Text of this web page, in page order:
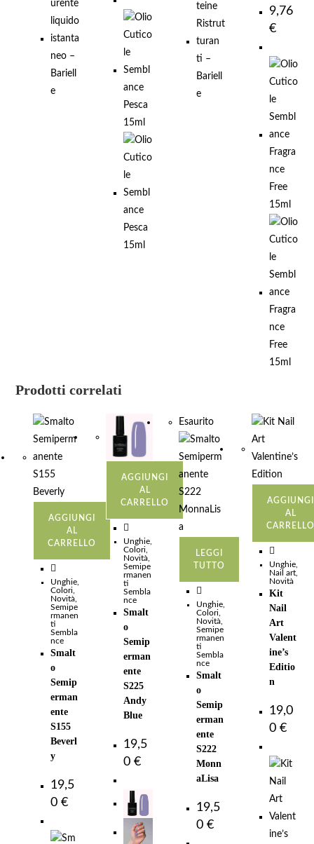
9,76
€
Prodotti correlati
AGGIUNGI
AL
CARRELLO
Unghie
Colori
Novità
Semipe
rmanen
ti
Sembla
nce
Smalt
o
Semip
erman
ente
S155
Beverl
y
19,5
0€
AGGIUNGI
AL
CARRELLO
Unghie
Colori
Novità
Semipe
rmanen
ti
Sembla
nce
Smalt
o
Semip
erman
ente
S225
Andy
Blue
19,5
0€
Esaurito
LEGGI
TUTTO
Unghie
Colori
Novità
Semipe
rmanen
ti
Sembla
nce
Smalt
o
Semip
erman
ente
S222
Monn
aLisa
19,5
0€
AGGIUNGI
AL
Unghie
Nail art
Novità
Kit
Nail
Art
Valent
ine’s
Editio
n
19,0
0€